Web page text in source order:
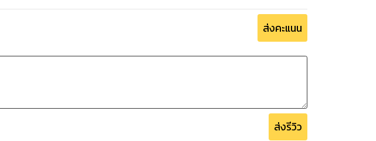
ส่งคะแนน
ส่งรีวิว